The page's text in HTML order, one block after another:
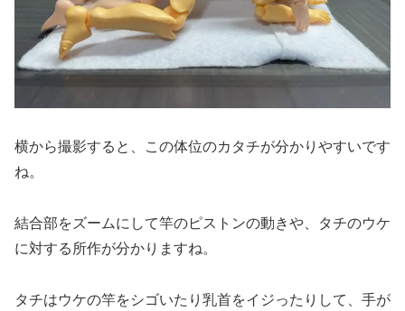
横から撮影すると、この体位のカタチが分かりやすいです
ね。
結合部をズームにして竿のピストンの動きや、タチのウケ
に対する所作が分かりますね。
タチはウケの竿をシゴいたり乳首をイジったりして、手が